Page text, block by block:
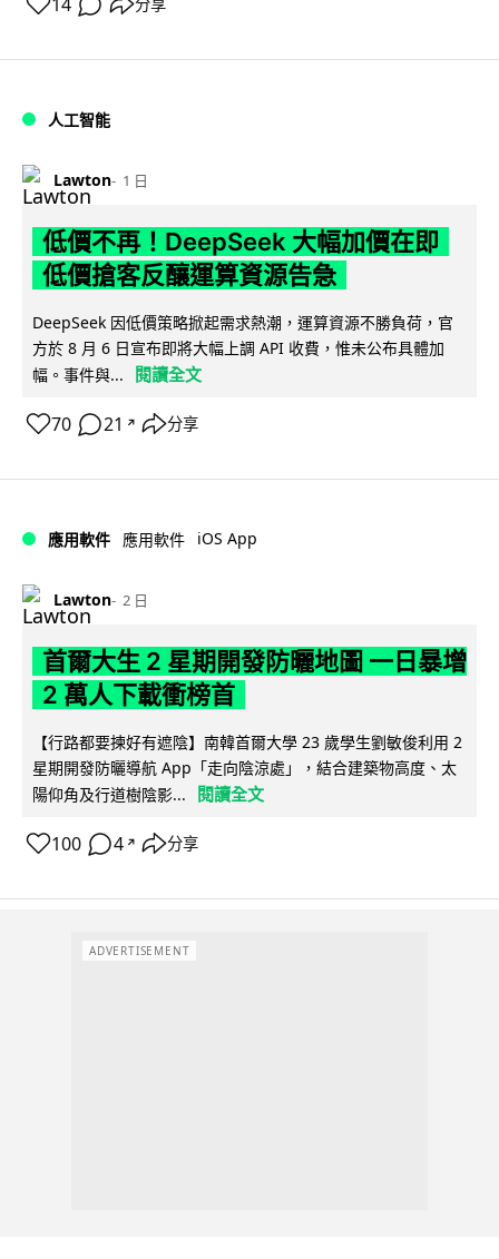
人工智能
Lawton 1 日
低價不再！DeepSeek 大幅加價在即
低價搶客反釀運算資源告急
DeepSeek 因低價策略掀起需求熱潮，運算資源不勝負荷，官
方於 8 月 6 日宣布即將大幅上調 API 收費，惟未公布具體加
幅。事件與...
閱讀全文
70 21 ↗ 分享
應用軟件 應用軟件 iOS App
Lawton 2 日
首爾大生 2 星期開發防曬地圖 一日暴增
2 萬人下載衝榜首
【行路都要揀好有遮陰】南韓首爾大學 23 歲學生劉敏俊利用 2
星期開發防曬導航 App「走向陰涼處」，結合建築物高度、太
陽仰角及行道樹陰影...
閱讀全文
100 4 ↗ 分享
ADVERTISEMENT